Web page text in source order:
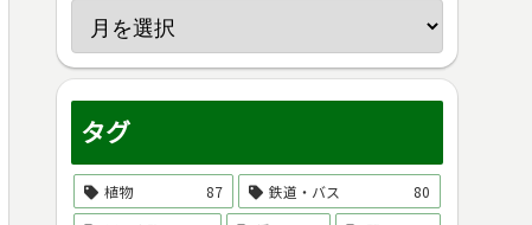
タグ
植物 87 鉄道・バス
80